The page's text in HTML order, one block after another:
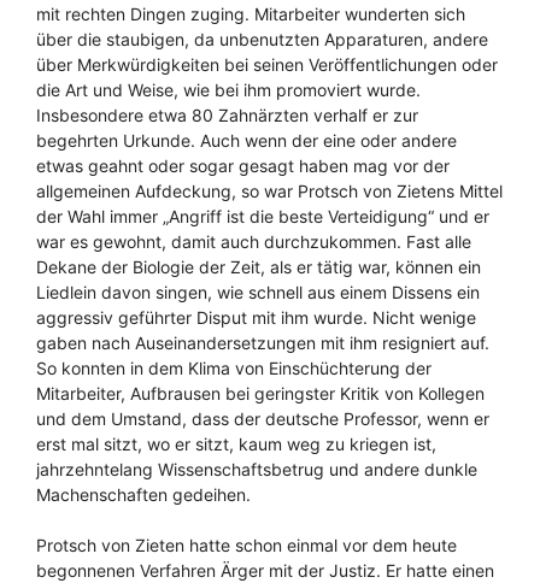
mit rechten Dingen zuging. Mitarbeiter wunderten sich
über die staubigen, da unbenutzten Apparaturen, andere
über Merkwürdigkeiten bei seinen Veröffentlichungen oder
die Art und Weise, wie bei ihm promoviert wurde.
Insbesondere etwa 80 Zahnärzten verhalf er zur
begehrten Urkunde. Auch wenn der eine oder andere
etwas geahnt oder sogar gesagt haben mag vor der
allgemeinen Aufdeckung, so war Protsch von Zietens Mittel
der Wahl immer „Angriff ist die beste Verteidigung“ und er
war es gewohnt, damit auch durchzukommen. Fast alle
Dekane der Biologie der Zeit, als er tätig war, können ein
Liedlein davon singen, wie schnell aus einem Dissens ein
aggressiv geführter Disput mit ihm wurde. Nicht wenige
gaben nach Auseinandersetzungen mit ihm resigniert auf.
So konnten in dem Klima von Einschüchterung der
Mitarbeiter, Aufbrausen bei geringster Kritik von Kollegen
und dem Umstand, dass der deutsche Professor, wenn er
erst mal sitzt, wo er sitzt, kaum weg zu kriegen ist,
jahrzehntelang Wissenschaftsbetrug und andere dunkle
Machenschaften gedeihen.
Protsch von Zieten hatte schon einmal vor dem heute
begonnenen Verfahren Ärger mit der Justiz. Er hatte einen